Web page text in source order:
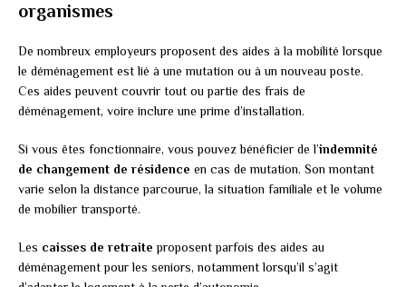
organismes
De nombreux employeurs proposent des aides à la mobilité lorsque
le déménagement est lié à une mutation ou à un nouveau poste.
Ces aides peuvent couvrir tout ou partie des frais de
déménagement, voire inclure une prime d’installation.
Si vous êtes fonctionnaire, vous pouvez bénéficier de l’indemnité
de changement de résidence en cas de mutation. Son montant
varie selon la distance parcourue, la situation familiale et le volume
de mobilier transporté.
Les caisses de retraite proposent parfois des aides au
déménagement pour les seniors, notamment lorsqu’il s’agit